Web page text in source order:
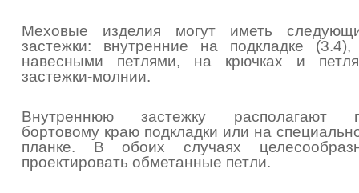
Меховые изделия могут иметь
застежки: внутренние на подкладке
навесными петлями, на крючках и
застежки-молнии.
Внутреннюю застежку располагают
бортовому краю подкладки или на
планке. В обоих случаях
проектировать обметанные петли.